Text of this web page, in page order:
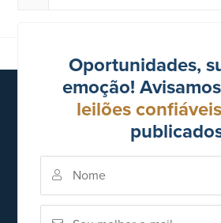
Oportunidades,
emoção!
leilões confiáveis